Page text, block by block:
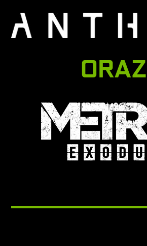
ORAZ